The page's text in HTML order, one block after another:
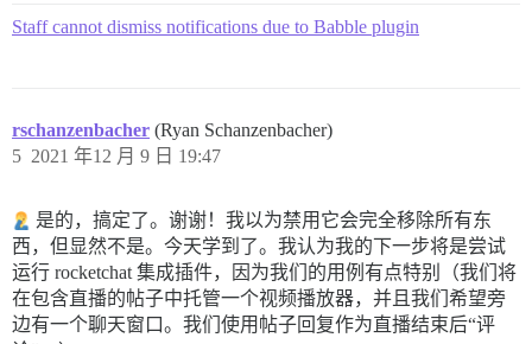
Staff cannot dismiss notifications due to Babble plugin
rschanzenbacher (Ryan Schanzenbacher)
2021 年12 月 9 日 19:47
5
是的，搞定了。谢谢！我以为禁用它会完全移除所有东
西，但显然不是。今天学到了。我认为我的下一步将是尝试
运行 rocketchat 集成插件，因为我们的用例有点特别（我们将
在包含直播的帖子中托管一个视频播放器，并且我们希望旁
边有一个聊天窗口。我们使用帖子回复作为直播结束后“评